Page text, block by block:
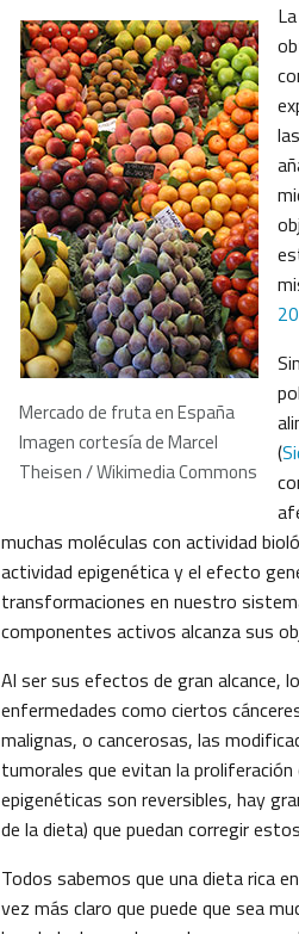
Mercado de fruta en España
Imagen cortesía de Marcel
Theisen / Wikimedia Commons
(
muchas moléculas con actividad
actividad epigenética y el efecto
transformaciones en nuestro
componentes activos alcanza sus
Al ser sus efectos de gran alcance,
enfermedades como ciertos
malignas, o cancerosas, las
tumorales que evitan la proliferación
epigenéticas son reversibles, hay
de la dieta) que puedan corregir
Todos sabemos que una dieta rica
vez más claro que puede que sea